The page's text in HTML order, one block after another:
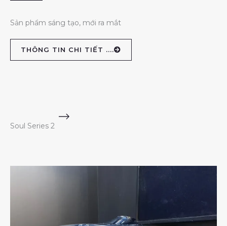
Sản phẩm sáng tạo, mới ra mắt
THÔNG TIN CHI TIẾT ....
Soul Series 2